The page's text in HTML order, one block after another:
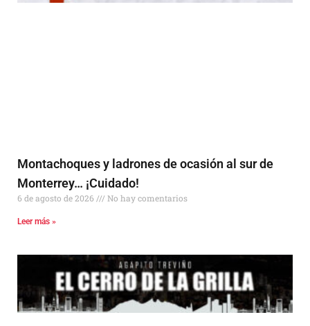
Montachoques y ladrones de ocasión al sur de
Monterrey… ¡Cuidado!
6 de agosto de 2026 No hay comentarios
Leer más »